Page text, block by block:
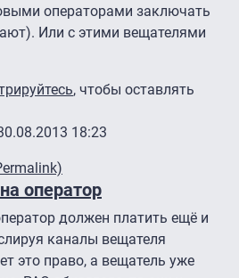
операторами заключать
Или с этими вещателями
, чтобы оставлять
18:23
от
оператор
должен платить ещё и
каналы вещателя
это право, а вещатель уже